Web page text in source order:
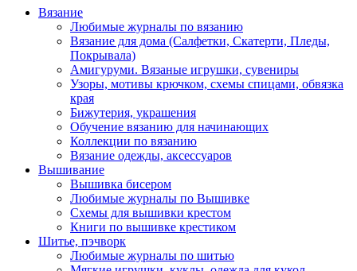
Вязание
Любимые журналы по вязанию
Вязание для дома (Салфетки, Скатерти, Пледы,
Покрывала)
Амигуруми. Вязаные игрушки, сувениры
Узоры, мотивы крючком, схемы спицами, обвязка
края
Бижутерия, украшения
Обучение вязанию для начинающих
Коллекции по вязанию
Вязание одежды, аксессуаров
Вышивание
Вышивка бисером
Любимые журналы по Вышивке
Схемы для вышивки крестом
Книги по вышивке крестиком
Шитье, пэчворк
Любимые журналы по шитью